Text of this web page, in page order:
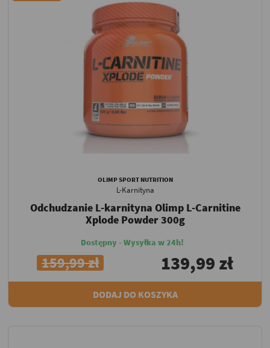
OLIMP SPORT NUTRITION
L-Karnityna
Odchudzanie L-karnityna Olimp L-Carnitine
Xplode Powder 300g
Dostępny - Wysyłka w 24h!
159,99 zł 139,99 zł
DODAJ DO KOSZYKA